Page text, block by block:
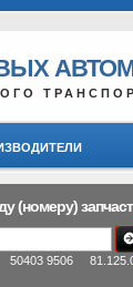
(номеру)
9506